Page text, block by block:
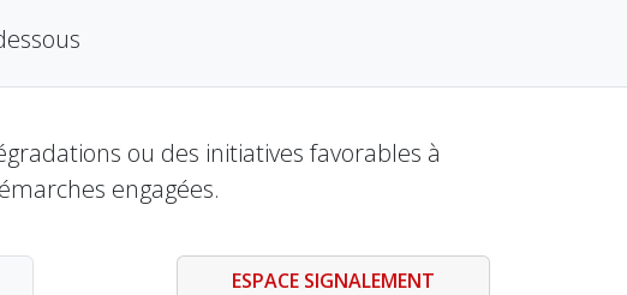
ou des initiatives favorables à
engagées.
ESPACE SIGNALEMENT